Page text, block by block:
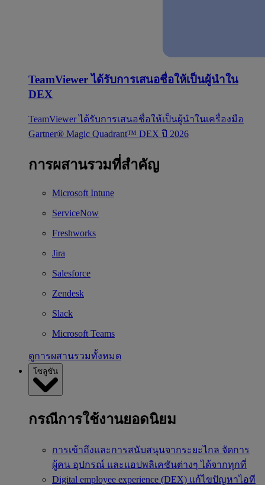
TeamViewer ได้รับการเสนอชื่อให้เป็นผู้นำใน
DEX
TeamViewer ได้รับการเสนอชื่อให้เป็นผู้นำในเครื่องมือ
Gartner® Magic Quadrant™ DEX ปี 2026
การผสานรวมที่สำคัญ
Microsoft Intune
ServiceNow
Freshworks
Jira
Salesforce
Zendesk
Slack
Microsoft Teams
ดูการผสานรวมทั้งหมด
โซลูชัน
กรณีการใช้งานยอดนิยม
การเข้าถึงและการสนับสนุนจากระยะไกล จัดการ
ผู้คน อุปกรณ์ และแอปพลิเคชันต่างๆ ได้จากทุกที่
Digital employee experience (DEX) แก้ไขปัญหาไอที